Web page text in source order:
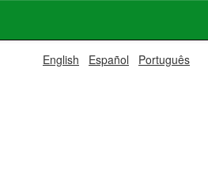
English Español Português